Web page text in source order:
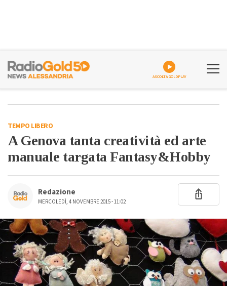
ASCOLTA GOLDPLAY
TEMPO LIBERO
A Genova tanta creatività ed arte
manuale targata Fantasy&Hobby
Redazione
MERCOLEDÌ, 4 NOVEMBRE 2015 - 11:02